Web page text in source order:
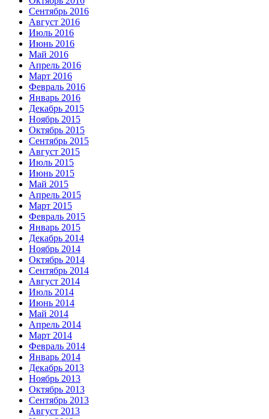
Сентябрь 2016
Август 2016
Июль 2016
Июнь 2016
Май 2016
Апрель 2016
Март 2016
Февраль 2016
Январь 2016
Декабрь 2015
Ноябрь 2015
Октябрь 2015
Сентябрь 2015
Август 2015
Июль 2015
Июнь 2015
Май 2015
Апрель 2015
Март 2015
Февраль 2015
Январь 2015
Декабрь 2014
Ноябрь 2014
Октябрь 2014
Сентябрь 2014
Август 2014
Июль 2014
Июнь 2014
Май 2014
Апрель 2014
Март 2014
Февраль 2014
Январь 2014
Декабрь 2013
Ноябрь 2013
Октябрь 2013
Сентябрь 2013
Август 2013